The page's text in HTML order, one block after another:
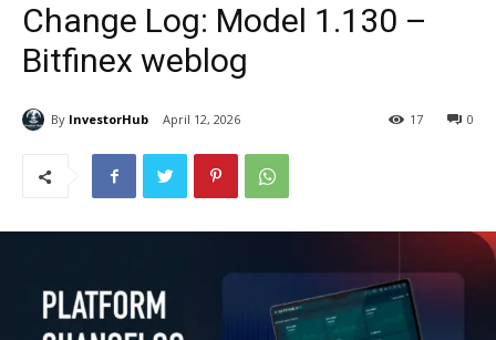
Change Log: Model 1.130 –
Bitfinex weblog
By InvestorHub April 12, 2026 0
17